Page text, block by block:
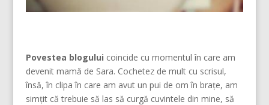
Povestea blogului coincide cu momentul în care am
devenit mamă de Sara. Cochetez de mult cu scrisul,
însă, în clipa în care am avut un pui de om în brațe, am
simțit că trebuie să las să curgă cuvintele din mine, să